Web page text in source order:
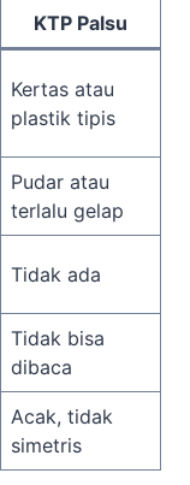
KTP Palsu
Kertas atau
plastik tipis
Pudar atau
terlalu gelap
Tidak ada
Tidak bisa
dibaca
Acak, tidak
simetris